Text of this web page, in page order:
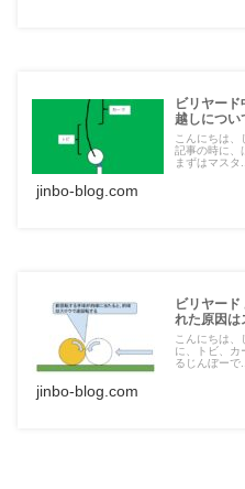
ビリヤー
越しについ
こんにちは
記事の時に、
まずはマスタ...
jinbo-blog.com
ビリヤー
れた原因は
こんにちは、
に、トビ、カ
るじんぼーで
jinbo-blog.com